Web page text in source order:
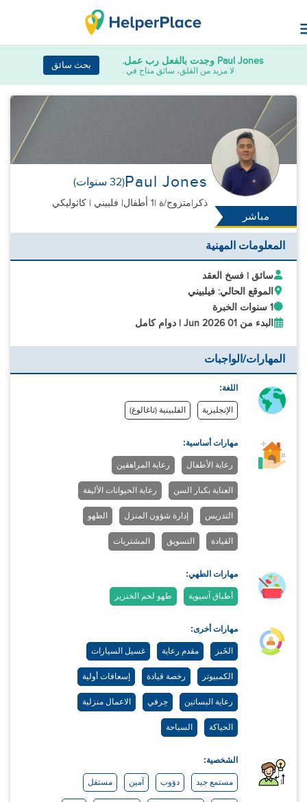
Paul Jones وجدت بالفعل رب عمل.
لا مزيد من القلق، سائق متاح في .
بحث سائق
مباشر
Paul Jones(32 سنوات)
ذكر |متزوج/ة |1 أطفال | فلبيني | كاثوليكي
المعلومات المهنية
سائق | فسخ العقد
الموقع الحالي: فيلبيني
1 سنوات الخبرة
البدء من 01 Jun 2026 | دوام كامل
المهارات/الواجبات
اللغة:
الإنجليزية الفلبينية (تاغالوغ)
مهارات أساسية:
رعاية الأطفال رعاية المراهقين
العناية بكبار السن رعاية الحيوانات الأليفة
التدريس إدارة شؤون المنزل الطهو
القيادة التسويق المشتريات
مهارات الطهي:
أطباق آسيوية طهو لحم الخنزير
مهارات أخرى:
الخَبز مقدم رعاية غسيل السيارات
الكمبيوتر رخصة قيادة إسعافات أولية
رعاية البساتين حِرفي الاعمال منزلية
الحياكة السباحة
الشخصية:
مستمع جيد دؤوب آمين مستقل